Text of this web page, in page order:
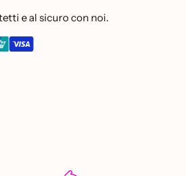
e al sicuro con noi.